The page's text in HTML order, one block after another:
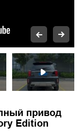
привод
Edition